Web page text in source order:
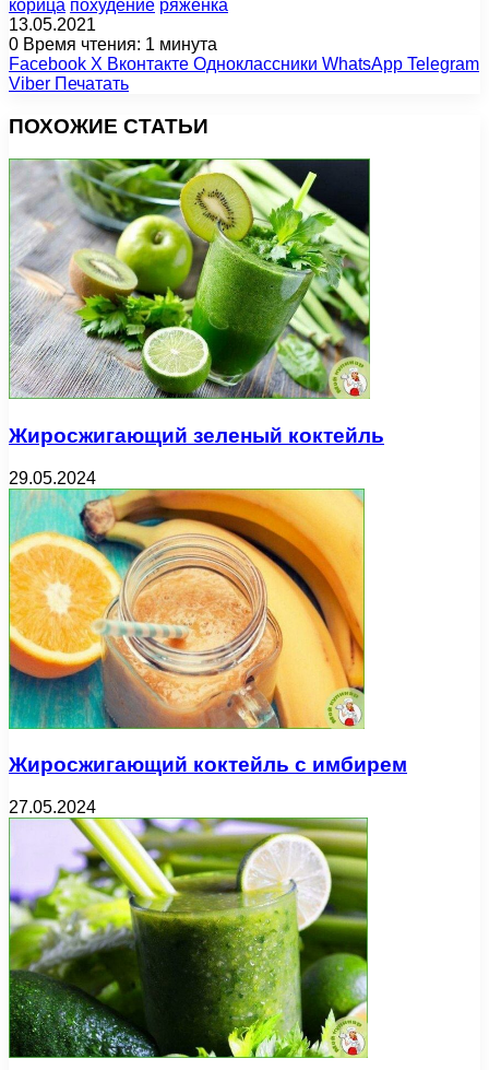
корица похудение ряженка
13.05.2021
0 Время чтения: 1 минута
Facebook X Вконтакте Одноклассники WhatsApp Telegram
Viber Печатать
ПОХОЖИЕ СТАТЬИ
Жиросжигающий зеленый коктейль
29.05.2024
Жиросжигающий коктейль с имбирем
27.05.2024